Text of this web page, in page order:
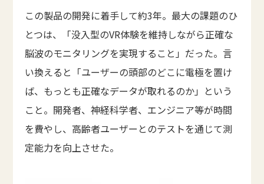
この製品の開発に着手して約3年。最大の課題のひ
とつは、「没入型のVR体験を維持しながら正確な
脳波のモニタリングを実現すること」だった。言
い換えると「ユーザーの頭部のどこに電極を置け
ば、もっとも正確なデータが取れるのか」という
こと。開発者、神経科学者、エンジニア等が時間
を費やし、高齢者ユーザーとのテストを通じて測
定能力を向上させた。